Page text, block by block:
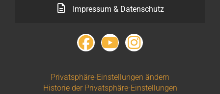
Impressum & Datenschutz
Privatsphäre-Einstellungen ändern
Historie der Privatsphäre-Einstellungen